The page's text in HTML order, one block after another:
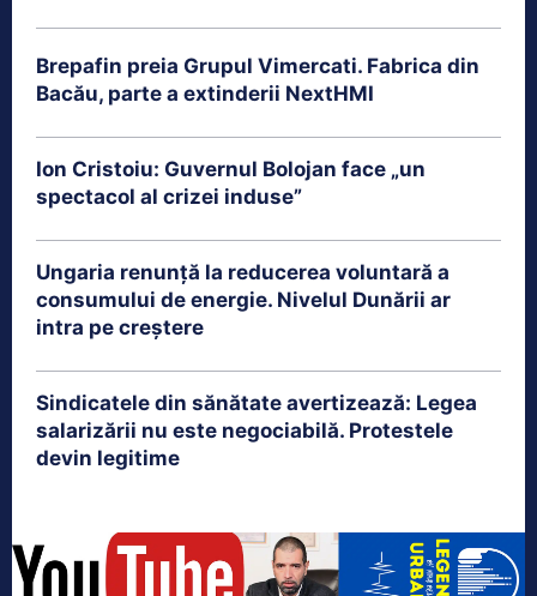
Brepafin preia Grupul Vimercati. Fabrica din
Bacău, parte a extinderii NextHMI
Ion Cristoiu: Guvernul Bolojan face „un
spectacol al crizei induse”
Ungaria renunță la reducerea voluntară a
consumului de energie. Nivelul Dunării ar
intra pe creștere
Sindicatele din sănătate avertizează: Legea
salarizării nu este negociabilă. Protestele
devin legitime